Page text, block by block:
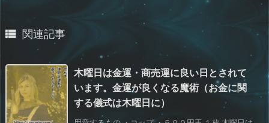
 関連記事
木曜日は金運・商売運に良い日とされて
います。金運が良くなる魔術（お金に関
する儀式は木曜日に）